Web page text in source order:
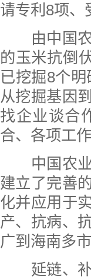
请专利8项、
由中国
的玉米抗倒
已挖掘8个
从挖掘基因
找企业谈合
合、各项工
中国农
建立了完善
化并应用于
产、抗病、
广到海南多
延链、